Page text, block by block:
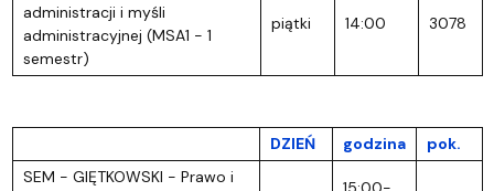
administracji i myśli
administracyjnej (MSA1 - 1
semestr)
piątki 14:00 3078
DZIEŃ godzina
pok.
SEM - GIĘTKOWSKI - Prawo i